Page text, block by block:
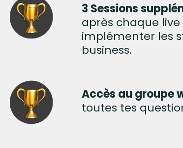
3 Sessions
après chaque
implémenter les
business.
Accès au groupe
toutes tes